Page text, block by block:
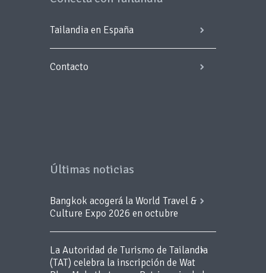
Tailandia en España
Contacto
Últimas noticias
Bangkok acogerá la World Travel &
Culture Expo 2026 en octubre
La Autoridad de Turismo de Tailandia
(TAT) celebra la inscripción de Wat